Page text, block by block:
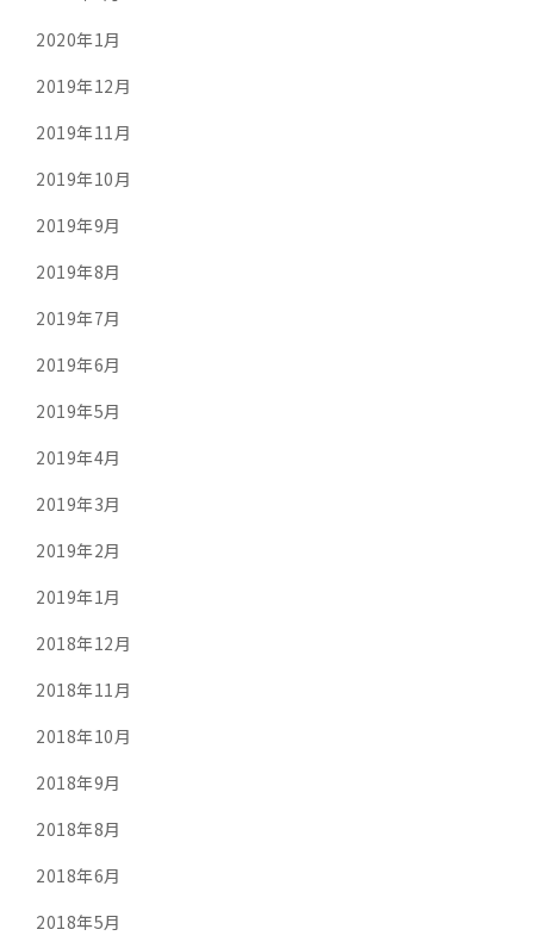
2020年1月
2019年12月
2019年11月
2019年10月
2019年9月
2019年8月
2019年7月
2019年6月
2019年5月
2019年4月
2019年3月
2019年2月
2019年1月
2018年12月
2018年11月
2018年10月
2018年9月
2018年8月
2018年6月
2018年5月